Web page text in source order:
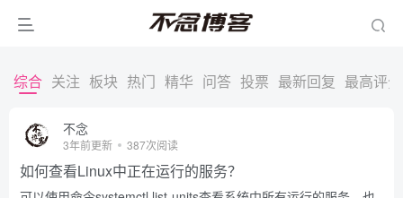
综合 关注 板块 热门 精华 问答 投票 最新回复 最高评分
不念
3年前更新 387次阅读
如何查看Linux中正在运行的服务？